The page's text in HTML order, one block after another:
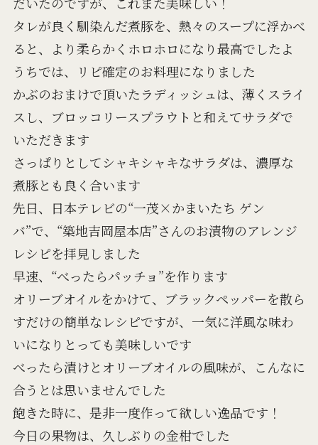
タレが良く馴染んだ煮豚を、熱々のスープに浮かべ
ると、より柔らかくホロホロになり最高でしたよ
うちでは、リピ確定のお料理になりました
かぶのおまけで頂いたラディッシュは、薄くスライ
スし、ブロッコリースプラウトと和えてサラダで
いただきます
さっぱりとしてシャキシャキなサラダは、濃厚な
煮豚とも良く合います
先日、日本テレビの“一茂×かまいたち ゲン
バ”で、“築地吉岡屋本店”さんのお漬物のアレンジ
レシピを拝見しました
早速、“べったらパッチョ”を作ります
オリーブオイルをかけて、ブラックペッパーを散ら
すだけの簡単なレシピですが、一気に洋風な味わ
いになりとっても美味しいです
べったら漬けとオリーブオイルの風味が、こんなに
合うとは思いませんでした
飽きた時に、是非一度作って欲しい逸品です！
今日の果物は、久しぶりの金柑でした